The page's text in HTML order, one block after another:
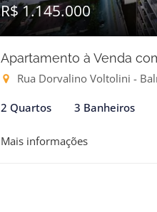
R$ 1.145.000
Apartamento à Venda
Rua Dorvalino Voltolini -
2 Quartos 3 Banheiros
Mais informações